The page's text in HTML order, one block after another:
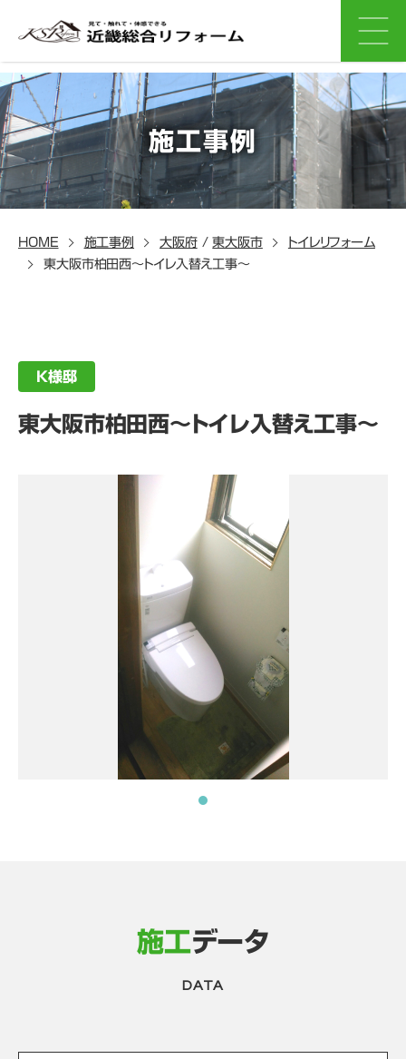
施工事例
HOME 施工事例 大阪府/東大阪市
トイレリフォーム
東大阪市柏田西～トイレ入替え工事～
K様邸
東大阪市柏田西～トイレ入替え工事～
施工データ
DATA